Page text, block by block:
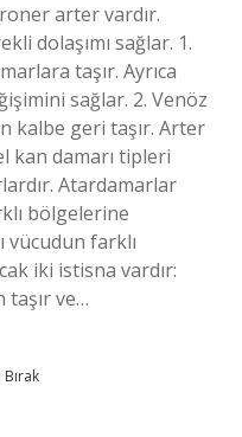
arter vardır.
dolaşımı sağlar. 1.
taşır. Ayrıca
sağlar. 2. Venöz
kalbe geri taşır. Arter
kan damarı tipleri
Atardamarlar
bölgelerine
vücudun farklı
iki istisna vardır:
ve…